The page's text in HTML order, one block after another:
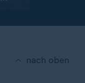
nach oben